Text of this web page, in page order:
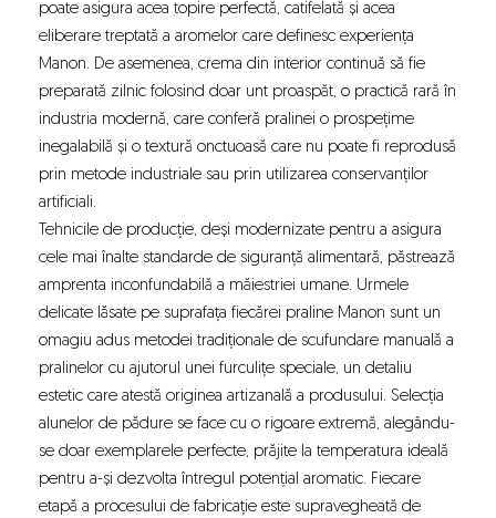
poate asigura acea topire perfectă, catifelată și acea
eliberare treptată a aromelor care definesc experiența
Manon. De asemenea, crema din interior continuă să fie
preparată zilnic folosind doar unt proaspăt, o practică rară în
industria modernă, care conferă pralinei o prospețime
inegalabilă și o textură onctuoasă care nu poate fi reprodusă
prin metode industriale sau prin utilizarea conservanților
artificiali.
Tehnicile de producție, deși modernizate pentru a asigura
cele mai înalte standarde de siguranță alimentară, păstrează
amprenta inconfundabilă a măiestriei umane. Urmele
delicate lăsate pe suprafața fiecărei praline Manon sunt un
omagiu adus metodei tradiționale de scufundare manuală a
pralinelor cu ajutorul unei furculițe speciale, un detaliu
estetic care atestă originea artizanală a produsului. Selecția
alunelor de pădure se face cu o rigoare extremă, alegându-
se doar exemplarele perfecte, prăjite la temperatura ideală
pentru a-și dezvolta întregul potențial aromatic. Fiecare
etapă a procesului de fabricație este supravegheată de